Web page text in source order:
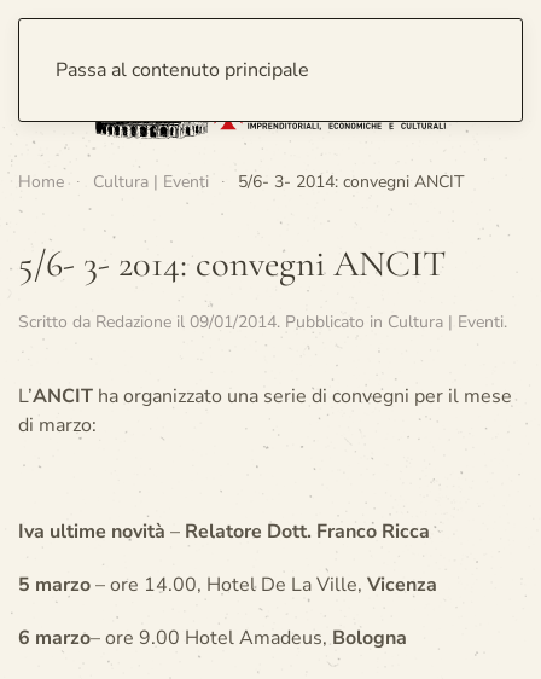
Passa al contenuto principale
Home Cultura | Eventi 5/6- 3- 2014: convegni ANCIT
5/6- 3- 2014: convegni ANCIT
Scritto da Redazione il 09/01/2014. Pubblicato in Cultura | Eventi.
L’ANCIT ha organizzato una serie di convegni per il mese
di marzo:
Iva ultime novità – Relatore Dott. Franco Ricca
5 marzo– ore 14.00, Hotel De La Ville, Vicenza
6 marzo– ore 9.00 Hotel Amadeus,Bologna